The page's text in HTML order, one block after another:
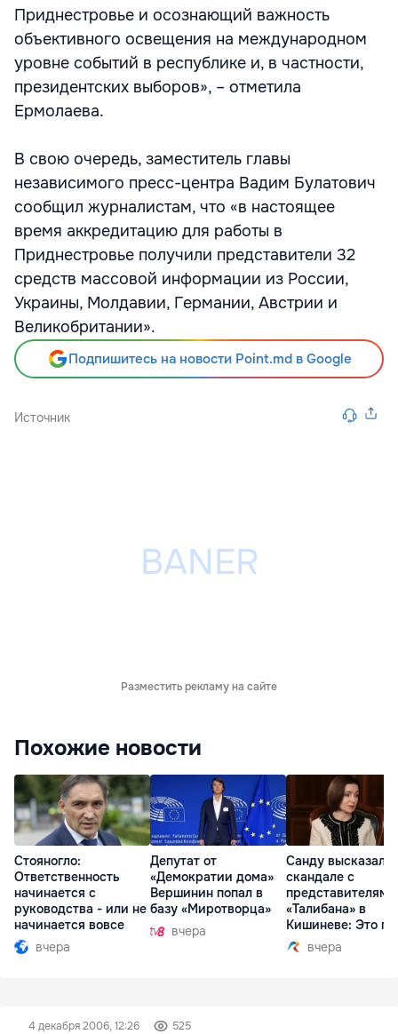
Приднестровье и осознающий важность
объективного освещения на международном
уровне событий в республике и, в частности,
президентских выборов», – отметила
Ермолаева.
В свою очередь, заместитель главы
независимого пресс-центра Вадим Булатович
сообщил журналистам, что «в настоящее
время аккредитацию для работы в
Приднестровье получили представители 32
средств массовой информации из России,
Украины, Молдавии, Германии, Австрии и
Великобритании».
Подпишитесь на новости Point.md в Google
Источник
Разместить рекламу на сайте
Похожие новости
Стояногло:
Ответственность
начинается с
руководства - или не
начинается вовсе
вчера
Депутат от
«Демократии дома»
Вершинин попал в
базу «Миротворца»
вчера
Санду
скандале с
представителями
«Талибана» в
Кишиневе: Это
вчера
4 декабря 2006, 12:26 525